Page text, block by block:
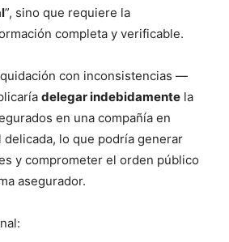
”, sino que requiere la
completa y verificable.
con inconsistencias —
delegar indebidamente la
en una compañía en
lo que podría generar
y comprometer el orden público
asegurador.